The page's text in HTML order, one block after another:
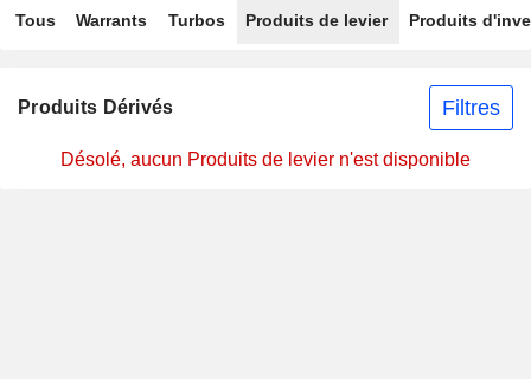
Tous Warrants Turbos Produits de levier Produits
Produits Dérivés Filtres
Désolé, aucun Produits de levier n'est disponible